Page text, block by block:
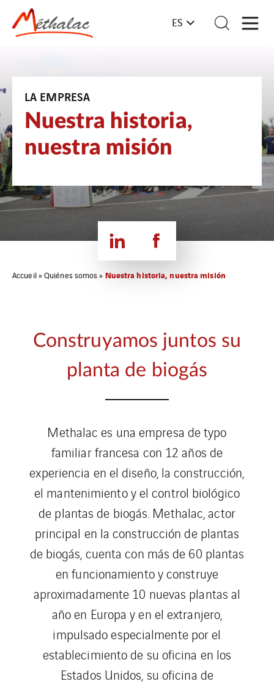
ES
LA EMPRESA
Nuestra historia,
nuestra misión
Accueil»Quiénes somos» Nuestra historia, nuestra misión
Construyamos juntos su
planta de biogás
Methalac es una empresa de typo
familiar francesa con 12 años de
experiencia en el diseño, la construcción,
el mantenimiento y el control biológico
de plantas de biogás. Methalac, actor
principal en la construcción de plantas
de biogás, cuenta con más de 60 plantas
en funcionamiento y construye
aproximadamente 10 nuevas plantas al
año en Europa y en el extranjero,
impulsado especialmente por el
establecimiento de su oficina en los
Estados Unidos, su oficina de